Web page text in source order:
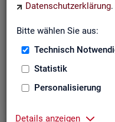
Datenschutzerklärung.
Bitte wählen Sie aus:
Technisch
Statistik
Personalisierung
Details anzeigen
Hier stehen
Kurzinformationen,